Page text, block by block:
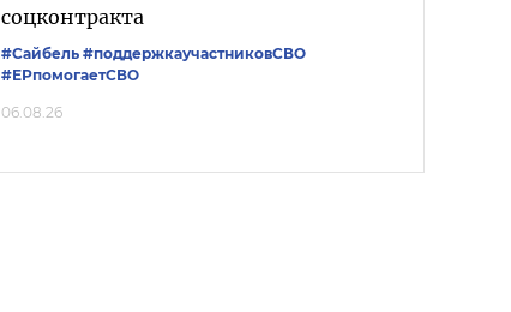
соцконтракта
#Сайбель #поддержкаучастниковСВО
#ЕРпомогаетСВО
06.08.26